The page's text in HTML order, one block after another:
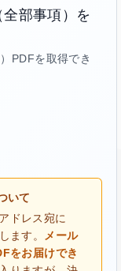
部事項）を
PDFを取得でき
いて
ドレス宛に
ます。
メール
をお届けでき